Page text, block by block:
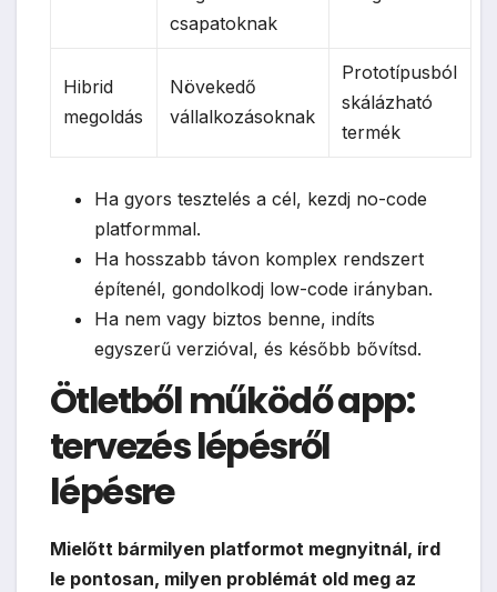
csapatoknak
Hibrid
megoldás
Növekedő
vállalkozásoknak
Prototípusból
skálázható
termék
Ha gyors tesztelés a cél, kezdj no-code
platformmal.
Ha hosszabb távon komplex rendszert
építenél, gondolkodj low-code irányban.
Ha nem vagy biztos benne, indíts
egyszerű verzióval, és később bővítsd.
Ötletből működő app:
tervezés lépésről
lépésre
Mielőtt bármilyen platformot megnyitnál, írd
le pontosan, milyen problémát old meg az